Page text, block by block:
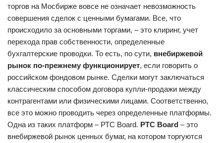
торгов на Мосбирже вовсе не означает невозможность
совершения сделок с ценными бумагами. Все, что
происходило за основными торгами, – это клиринг, учет
перехода прав собственности, определенные
бухгалтерские проводки. То есть, по сути, внебиржевой
рынок по-прежнему функционирует, если говорить о
российском фондовом рынке. Сделки могут заключаться
классическим способом договора купли-продажи между
контрагентами или физическими лицами. Соответственно,
все это можно проводить через определенные платформы.
Одна из таких платформ – РТС Board. РТС Board – это
внебиржевой рынок ценных бумаг, на котором торгуются